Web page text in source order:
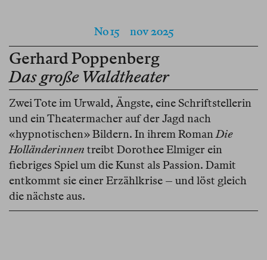
No 15nov 2025
Gerhard Poppenberg
Das große Waldtheater
Zwei Tote im Urwald, Ängste, eine Schriftstellerin
und ein Theatermacher auf der Jagd nach
«hypnotischen» Bildern. In ihrem RomanDie
Holländerinnen treibt Dorothee Elmiger ein
fiebriges Spiel um die Kunst als Passion. Damit
entkommt sie einer Erzählkrise – und löst gleich
die nächste aus.